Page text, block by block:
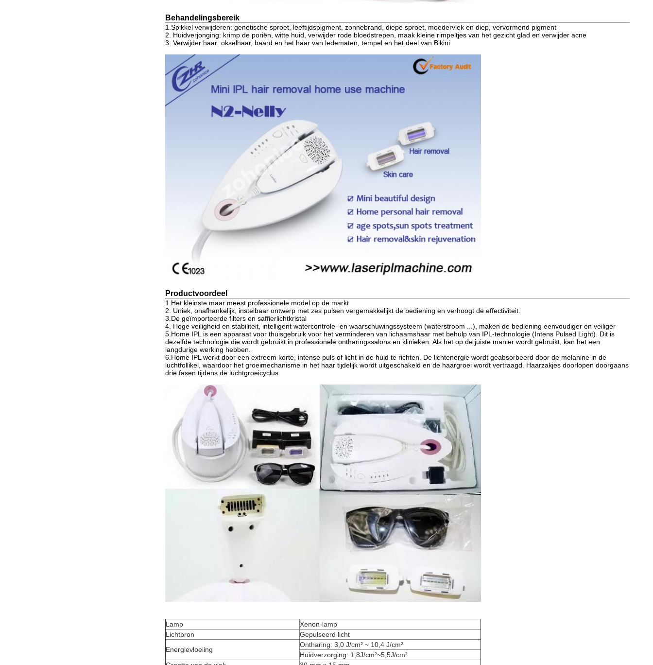
Behandelingsbereik
1.Spikkel verwijderen: genetische sproet, leeftijdspigment, zonnebrand, diepe sproet, moedervlek en diep, vervormend pigment
2. Huidverjonging: krimp de poriën, witte huid, verwijder rode bloedstrepen, maak kleine rimpeltjes van het gezicht glad en verwijder acne
3. Verwijder haar: okselhaar, baard en het haar van ledematen, tempel en het deel van Bikini
Productvoordeel
1.Het kleinste maar meest professionele model op de markt
2. Uniek, onafhankelijk, instelbaar ontwerp met zes pulsen vergemakkelijkt de bediening en verhoogt de effectiviteit.
3.De geïmporteerde filters en saffierlichtkristal
4. Hoge veiligheid en stabiliteit, intelligent watercontrole- en waarschuwingssysteem (waterstroom ...), maken de bediening eenvoudiger en veiliger
5.Home IPL is een apparaat voor thuisgebruik voor het verminderen van lichaamshaar met behulp van IPL-technologie (Intens Pulsed Light). Dit is
dezelfde technologie die wordt gebruikt in professionele ontharingssalons en klinieken. Als het op de juiste manier wordt gebruikt, kan het een
langdurige werking hebben.
6.Home IPL werkt door een extreem korte, intense puls of licht in de huid te richten. De lichtenergie wordt geabsorbeerd door de melanine in de
luchtfollikel, waardoor het groeimechanisme in het haar tijdelijk wordt uitgeschakeld en de haargroei wordt vertraagd. Haarzakjes doorlopen doorgaans
drie fasen tijdens de luchtgroeicyclus.
Lamp
Xenon-lamp
Lichtbron
Gepulseerd licht
Energievloeiing
Ontharing: 3,0 J/cm² ~ 10,4 J/cm²
Huidverzorging: 1,8J/cm²~5,5J/cm²